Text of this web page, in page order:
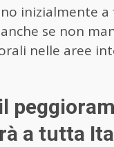
inizialmente a
se non
nelle aree
a tutta